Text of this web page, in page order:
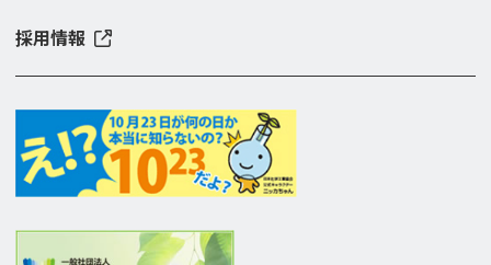
採用情報